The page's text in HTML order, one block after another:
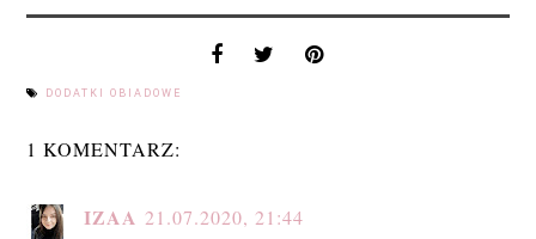
DODATKI OBIADOWE
1 KOMENTARZ:
IZAA 21.07.2020, 21:44